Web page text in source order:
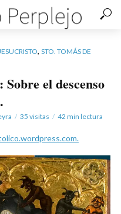
, STO. TOMÁS DE
el descenso
35 visitas 42 min lectura